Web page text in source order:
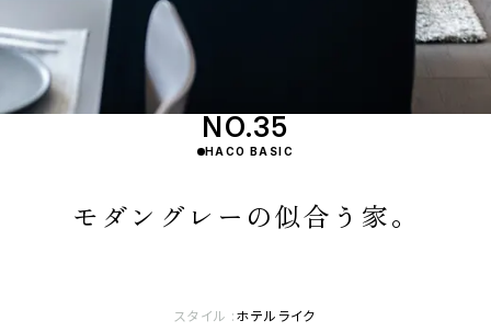
NO.35
HACO BASIC
モダングレーの​似合う家。
スタイル :ホテルライク